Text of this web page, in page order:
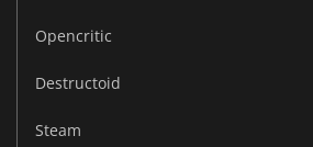
Opencritic
Destructoid
Steam